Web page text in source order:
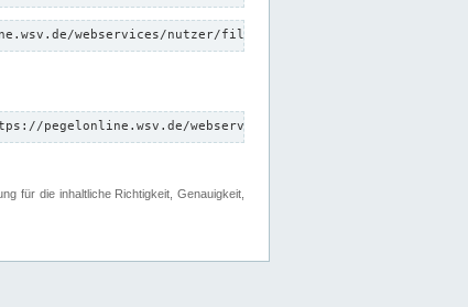
webservices/nutzer/files/testdatei.txt"
pegelonline.wsv.de/webservices/nutzer/files"
für die inhaltliche Richtigkeit, Genauigkeit,